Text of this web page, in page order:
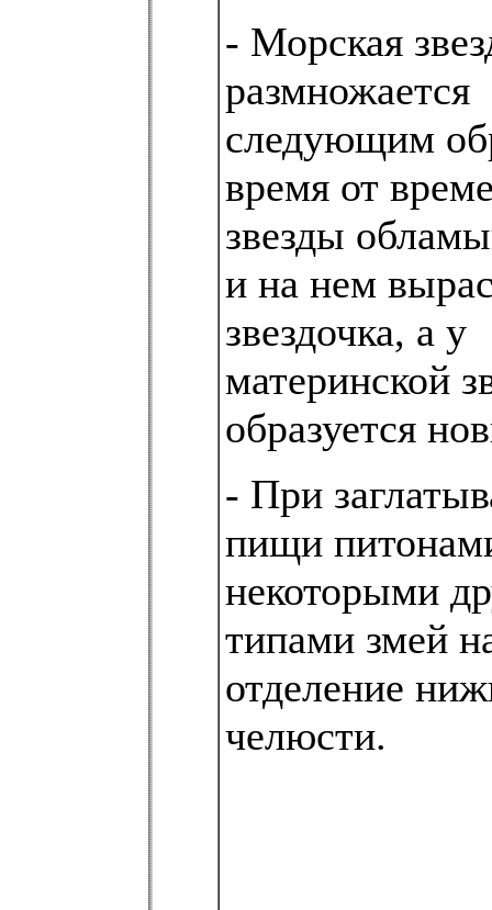
- Морская
размножается
следующим
время от
звезды
и на нем
звездочка, а у
материнской
образуется
- При
пищи
некоторыми
типами змей
отделение
челюсти.